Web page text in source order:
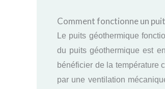
Comment fonctionne un
Le puits géothermique
du puits géothermique est
bénéficier de la température
par une ventilation